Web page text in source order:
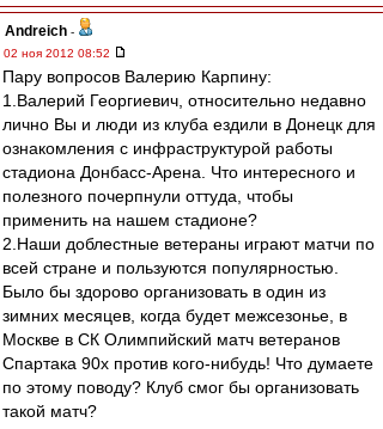
Andreich -
02 ноя 2012 08:52
Пару вопросов Валерию Карпину:
1.Валерий Георгиевич, относительно недавно
лично Вы и люди из клуба ездили в Донецк для
ознакомления с инфраструктурой работы
стадиона Донбасс-Арена. Что интересного и
полезного почерпнули оттуда, чтобы
применить на нашем стадионе?
2.Наши доблестные ветераны играют матчи по
всей стране и пользуются популярностью.
Было бы здорово организовать в один из
зимних месяцев, когда будет межсезонье, в
Москве в СК Олимпийский матч ветеранов
Спартака 90х против кого-нибудь! Что думаете
по этому поводу? Клуб смог бы организовать
такой матч?